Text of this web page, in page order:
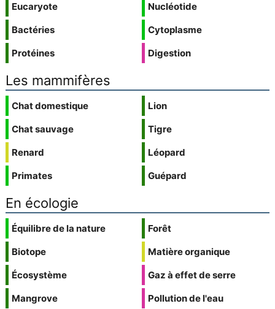
Eucaryote
Bactéries
Protéines
Nucléotide
Cytoplasme
Digestion
Les mammifères
Chat domestique
Chat sauvage
Renard
Primates
Lion
Tigre
Léopard
Guépard
En écologie
Équilibre de la nature
Biotope
Écosystème
Mangrove
Forêt
Matière organique
Gaz à effet de serre
Pollution de l'eau